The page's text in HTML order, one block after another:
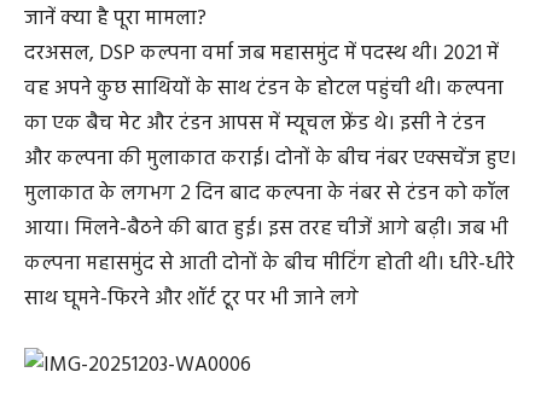
जानें क्या है पूरा मामला?
दरअसल, DSP कल्पना वर्मा जब महासमुंद में पदस्थ थी। 2021 में
वह अपने कुछ साथियों के साथ टंडन के होटल पहुंची थी। कल्पना
का एक बैच मेट और टंडन आपस में म्यूचल फ्रेंड थे। इसी ने टंडन
और कल्पना की मुलाकात कराई। दोनों के बीच नंबर एक्सचेंज हुए।
मुलाकात के लगभग 2 दिन बाद कल्पना के नंबर से टंडन को कॉल
आया। मिलने-बैठने की बात हुई। इस तरह चीजें आगे बढ़ी। जब भी
कल्पना महासमुंद से आती दोनों के बीच मीटिंग होती थी। धीरे-धीरे
साथ घूमने-फिरने और शॉर्ट टूर पर भी जाने लगे